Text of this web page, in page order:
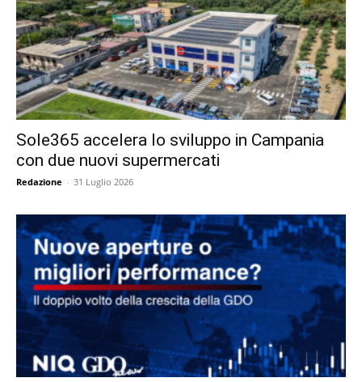
Sole365 accelera lo sviluppo in Campania
con due nuovi supermercati
Redazione - 31 Luglio 2026